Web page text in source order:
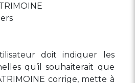
doit indiquer les
qu’il souhaiterait que
corrige, mette à